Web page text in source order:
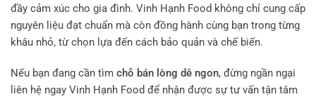
đầy cảm xúc cho gia đình. Vinh Hạnh Food không chỉ cung cấp
nguyên liệu đạt chuẩn mà còn đồng hành cùng bạn trong từng
khâu nhỏ, từ chọn lựa đến cách bảo quản và chế biến.
Nếu bạn đang cần tìm chỗ bán lòng dê ngon, đừng ngần ngại
liên hệ ngay Vinh Hạnh Food để nhận được sự tư vấn tận tâm